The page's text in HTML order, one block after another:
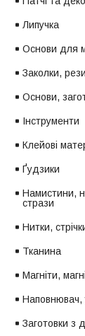
Липучка
Основи для
Заколки,
Основи,
Інструменти
Клейові
Ґудзики
Намистини,
стрази
Нитки,
Тканина
Магніти,
Наповнювач,
Заготовки з